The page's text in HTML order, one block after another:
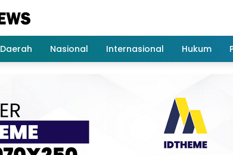
Daerah Nasional Internasional Hukum